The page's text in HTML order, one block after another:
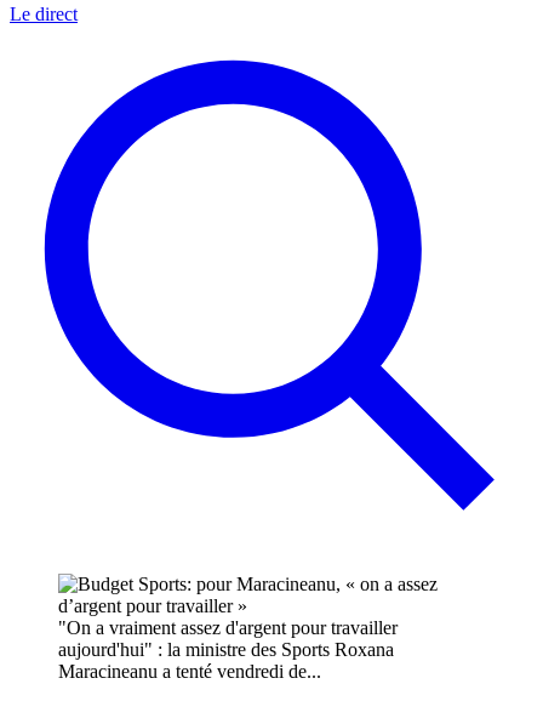
Le direct
"On a vraiment assez d'argent pour travailler
aujourd'hui" : la ministre des Sports Roxana
Maracineanu a tenté vendredi de...